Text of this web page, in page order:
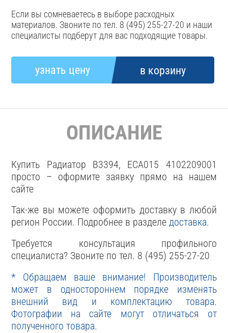
Если вы сомневаетесь в выборе расходных
материалов. Звоните по тел. 8 (495) 255-27-20 и наши
специалисты подберут для вас подходящие товары.
ОПИСАНИЕ
Купить Радиатор В3394, ЕСА015 4102209001
просто – оформите заявку прямо на нашем
сайте
Так-же вы можете оформить доставку в любой
регион России. Подробнее в разделедоставка.
Требуется консультация профильного
специалиста? Звоните по тел. 8 (495) 255-27-20
* Обращаем ваше внимание! Производитель
может в одностороннем порядке изменять
внешний вид и комплектацию товара.
Фотографии на сайте могут отличаться от
полученного товара.